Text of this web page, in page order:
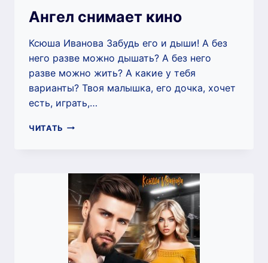
Ангел снимает кино
Ксюша Иванова Забудь его и дыши! А без
него разве можно дышать? А без него
разве можно жить? А какие у тебя
варианты? Твоя малышка, его дочка, хочет
есть, играть,…
ЧИТАТЬ АНГЕЛ